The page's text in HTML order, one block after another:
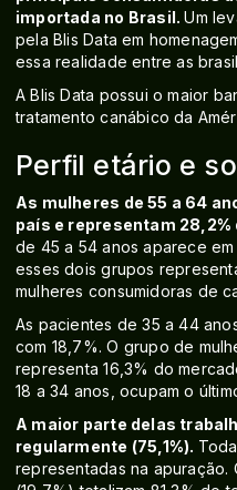
importada no Brasil.Um
pela Blis Data em
essa realidade entre as
A Blis Data possui o maior
tratamento canábico da
Perfil etário e
As mulheres de 55 a 64
país e representam
de 45 a 54 anos aparece em
esses dois grupos
mulheres consumidoras de
As pacientes de 35 a 44
com 18,7%. O grupo de
representa 16,3% do
18 a 34 anos, ocupam o
A maior parte delas
regularmente (75,1%).
representadas na apuração.